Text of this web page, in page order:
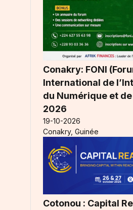
Conakry: FONI
International de
du Numérique et
2026
19-10-2026
Conakry, Guinée
Cotonou : Capital